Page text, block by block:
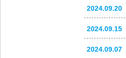
2024.09.20
2024.09.15
2024.09.07